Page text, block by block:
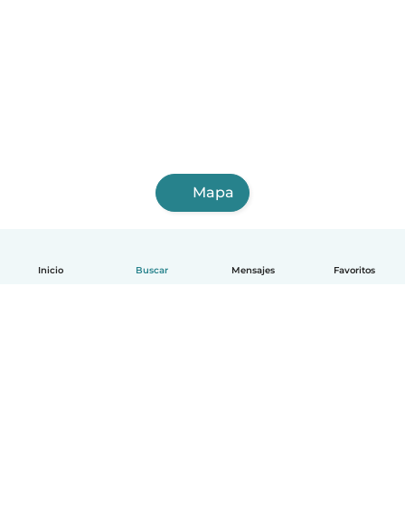
Inicio Buscar Mensajes Favoritos
Mapa